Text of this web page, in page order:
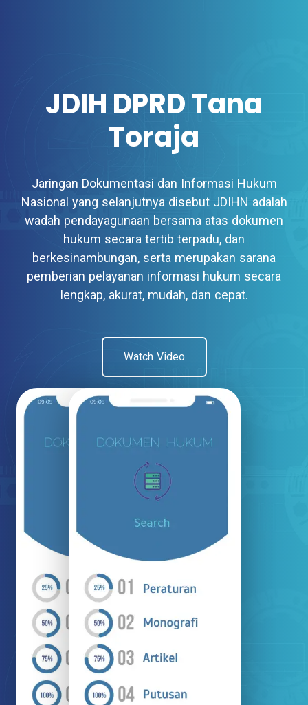
JDIH DPRD Tana
Toraja
Jaringan Dokumentasi dan Informasi Hukum
Nasional yang selanjutnya disebut JDIHN adalah
wadah pendayagunaan bersama atas dokumen
hukum secara tertib terpadu, dan
berkesinambungan, serta merupakan sarana
pemberian pelayanan informasi hukum secara
lengkap, akurat, mudah, dan cepat.
Watch Video